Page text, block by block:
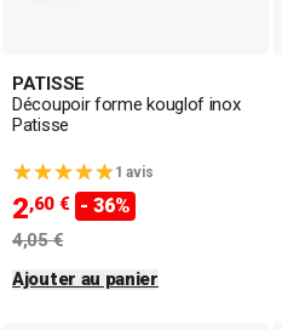
PATISSE
Découpoir forme kouglof inox
Patisse
1 avis
2,60 € - 36%
4,05 €
Ajouter au panier